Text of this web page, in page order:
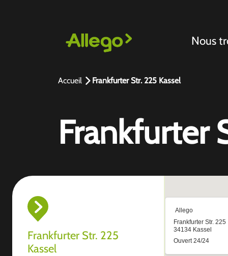
Nous
Accueil Frankfurter Str. 225 Kassel
Frankfurter
Frankfurter Str. 225
Kassel